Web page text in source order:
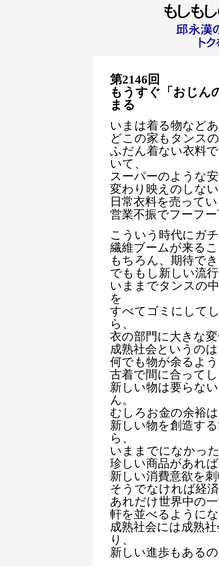
第2146回
もうすぐ「おじん
まる
いまは着る物など
どこの家もタンス
ふだん着ない衣料
いて、
スーパーのような
変わり映えのしない
日常衣料を売って
営業不振でフーフ
こういう時代にガ
繊維ブームが来る
もちろん、期待で
でももし新しい流
いままでタンスの
を
すべてゴミにして
ら、
衣の部門に大きな
成熟社会というのは
何でも物が余るよ
古着で間に合って
新しい物は要らな
ん。
むしろお金の余裕
新しい物を創造す
ら、
いままでになかっ
珍しい商品があれば
新しい消費意欲を
そうでなければ経
あれだけ世界中の
軒を並べるように
成熟社会には成熟
り、
新しい進歩もある